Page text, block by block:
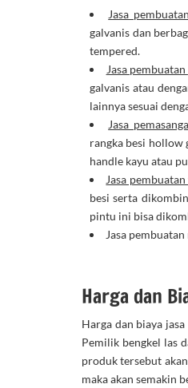
Jasa
galvanis dan
tempered.
Jasa
galvanis atau
lainnya sesuai
Jasa
rangka besi hollow
handle kayu atau
Jasa
besi serta
pintu ini bisa
Jasa
Harga dan
Harga dan biaya
Pemilik bengkel las
produk tersebut
maka akan semakin